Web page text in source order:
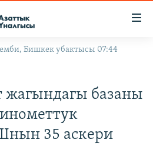
Бишкек убактысы 07:44
жагындагы базаны
35 аскери